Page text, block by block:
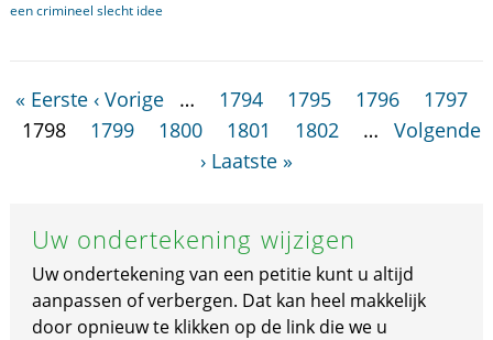
een crimineel slecht idee
« Eerste ‹ Vorige … 1794 1795 1796
1797
1798
1799 1800 1801 1802 …
Volgende
› Laatste »
Uw ondertekening wijzigen
Uw ondertekening van een petitie kunt u altijd
aanpassen of verbergen. Dat kan heel makkelijk
door opnieuw te klikken op de link die we u